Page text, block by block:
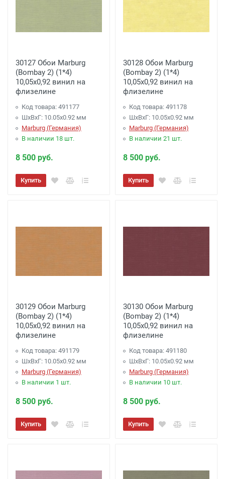
30127 Обои Marburg
(Bombay 2) (1*4)
10,05x0,92 винил на
флизелине
Код товара: 491177
ШхВхГ: 10.05х0.92 мм
Marburg (Германия)
В наличии 18 шт.
8 500 руб.
Купить
30128 Обои Marburg
(Bombay 2) (1*4)
10,05x0,92 винил на
флизелине
Код товара: 491178
ШхВхГ: 10.05х0.92 мм
Marburg (Германия)
В наличии 21 шт.
8 500 руб.
Купить
30129 Обои Marburg
(Bombay 2) (1*4)
10,05x0,92 винил на
флизелине
Код товара: 491179
ШхВхГ: 10.05х0.92 мм
Marburg (Германия)
В наличии 1 шт.
8 500 руб.
Купить
30130 Обои Marburg
(Bombay 2) (1*4)
10,05x0,92 винил на
флизелине
Код товара: 491180
ШхВхГ: 10.05х0.92 мм
Marburg (Германия)
В наличии 10 шт.
8 500 руб.
Купить